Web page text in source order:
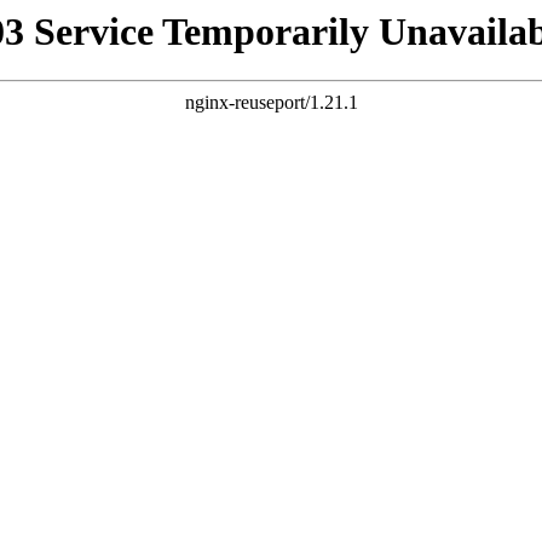
Service Temporarily
nginx-reuseport/1.21.1